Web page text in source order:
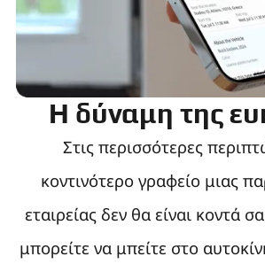
Η δύναμη της
Στις περισσότερες
κοντινότερο γραφείο μιας
εταιρείας δεν θα είναι κοντά
μπορείτε να μπείτε στο